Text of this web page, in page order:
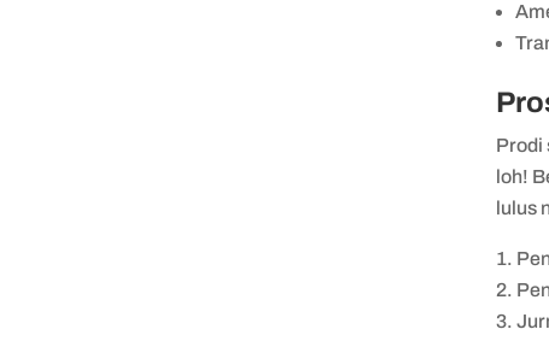
Prodi
loh!
lulus